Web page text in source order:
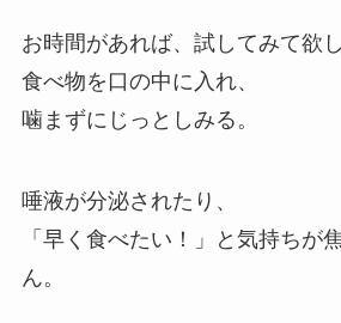
お時間があれば、試してみて欲し
食べ物を口の中に入れ、
噛まずにじっとしみる。
唾液が分泌されたり、
「早く食べたい！」と気持ちが
ん。